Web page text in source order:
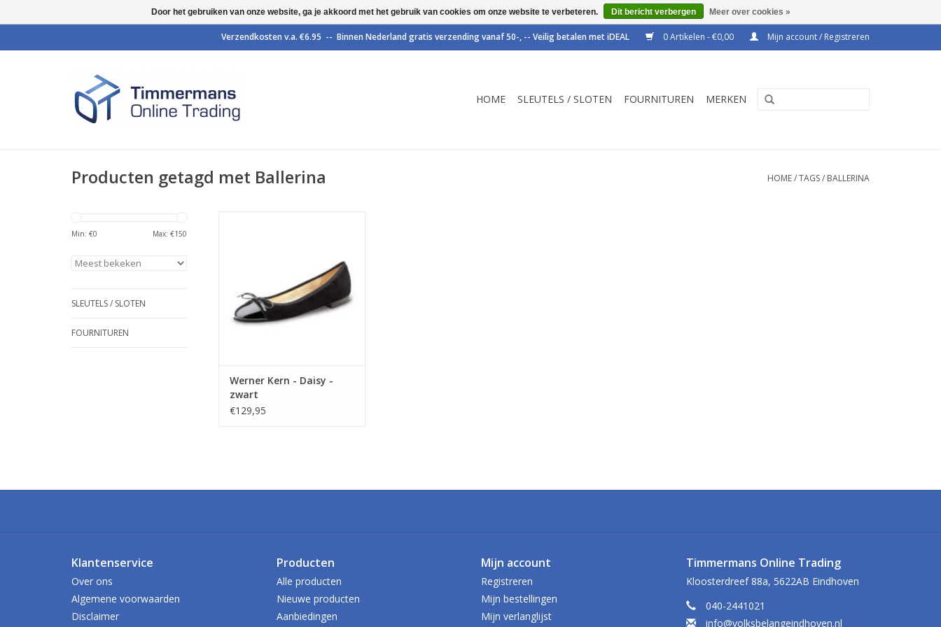
0 Artikelen - €0,00 Mijn account / Registreren
HOME SLEUTELS / SLOTEN FOURNITUREN MERKEN
Producten getagd met Ballerina HOME/TAGS/ BALLERINA
Min: €0 Max: €150
SLEUTELS / SLOTEN
FOURNITUREN
Werner Kern - Daisy -
zwart
€129,95
Klantenservice
Over ons
Algemene voorwaarden
Disclaimer
Producten
Alle producten
Nieuwe producten
Aanbiedingen
Mijn account
Registreren
Mijn bestellingen
Mijn verlanglijst
Timmermans Online Trading
Kloosterdreef 88a, 5622AB Eindhoven
040-2441021
info@volksbelangeindhoven.nl
Door het gebruiken van onze website, ga je akkoord met het gebruik van cookies om onze website te verbeteren. Dit bericht verbergen Meer over cookies »